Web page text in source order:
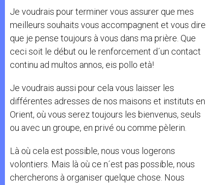
Je voudrais pour terminer vous assurer que mes
meilleurs souhaits vous accompagnent et vous dire
que je pense toujours à vous dans ma prière. Que
ceci soit le début ou le renforcement d´un contact
continu ad multos annos, eis pollo età!
Je voudrais aussi pour cela vous laisser les
différentes adresses de nos maisons et instituts en
Orient, où vous serez toujours les bienvenus, seuls
ou avec un groupe, en privé ou comme pèlerin.
Là où cela est possible, nous vous logerons
volontiers. Mais là où ce n´est pas possible, nous
chercherons à organiser quelque chose. Nous